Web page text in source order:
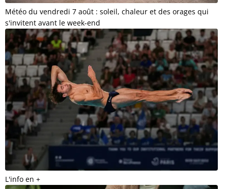
Météo du vendredi 7 août : soleil, chaleur et des orages qui
s'invitent avant le week-end
L'info en +